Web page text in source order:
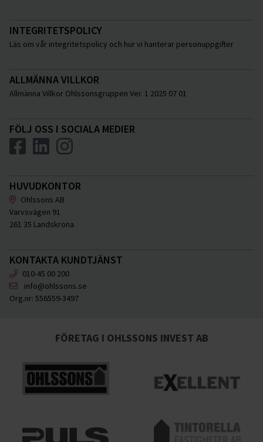
INTEGRITETSPOLICY
Läs om vår integritetspolicy och hur vi hanterar personuppgifter
ALLMÄNNA VILLKOR
Allmänna Villkor Ohlssonsgruppen Ver. 1 2025 07 01
FÖLJ OSS I SOCIALA MEDIER
HUVUDKONTOR
Ohlssons AB
Varvsvägen 91
261 35 Landskrona
KONTAKTA KUNDTJÄNST
010-45 00 200
info@ohlssons.se
Org.nr: 556559-3497
FÖRETAG I OHLSSONS INVEST AB